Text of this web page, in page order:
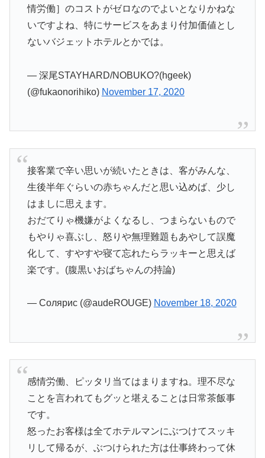
情労働］のコストがゼロなのでよいとなりかねな
いですよね、特にサービスをあまり付加価値とし
ないバジェットホテルとかでは。
— 深尾STAYHARD/NOBUKO?(hgeek)
(@fukaonorihiko) November 17, 2020
接客業で辛い思いが続いたときは、客がみんな、
生後半年ぐらいの赤ちゃんだと思い込めば、少し
はましに思えます。
おだてりゃ機嫌がよくなるし、つまらないもので
もやりゃ喜ぶし、怒りや無理難題もあやして誤魔
化して、すやすや寝て忘れたらラッキーと思えば
楽です。(腹黒いおばちゃんの持論)
— Солярис (@audeROUGE) November 18, 2020
感情労働、ピッタリ当てはまりますね。理不尽な
ことを言われてもグッと堪えることは日常茶飯事
です。
怒ったお客様は全てホテルマンにぶつけてスッキ
リして帰るが、ぶつけられた方は仕事終わって休